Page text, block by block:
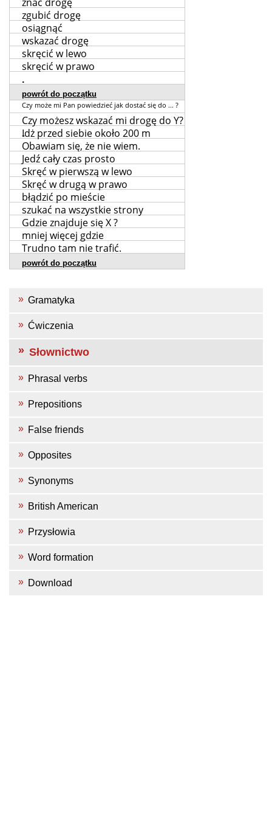
zgubić drogę
osiągnąć
wskazać drogę
skręcić w lewo
skręcić w prawo
.
powrót do początku
Czy może mi Pan powiedzieć jak dostać się do ... ?
Czy możesz wskazać mi drogę do Y?
-
Idż przed siebie około 200 m
Obawiam się, że nie wiem.
Jedź cały czas prosto
Skręć w pierwszą w lewo
Skręć w drugą w prawo
błądzić po mieście
szukać na wszystkie strony
Gdzie znajduje się X ?
mniej więcej gdzie
Trudno tam nie trafić.
powrót do początku
Gramatyka
Ćwiczenia
Słownictwo
Phrasal verbs
Prepositions
False friends
Opposites
Synonyms
British American
Przysłowia
Word formation
Download